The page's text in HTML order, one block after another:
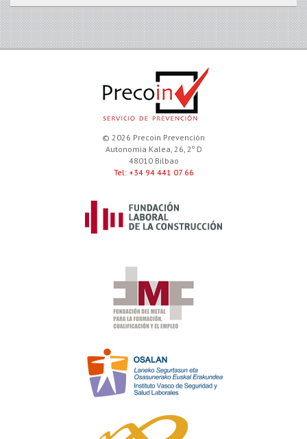
© 2026 Precoin Prevención
Autonomia Kalea, 26, 2º D
48010 Bilbao
Tel: +34 94 441 07 66